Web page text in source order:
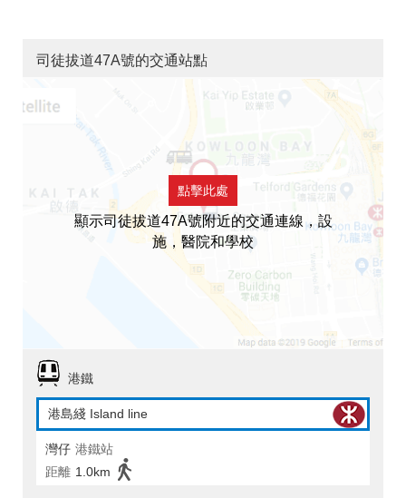
司徒拔道47A號的交通站點
點擊此處
顯示司徒拔道47A號附近的交通連線，設
施，醫院和學校
港鐵
港島綫 Island line
灣仔 港鐵站
距離 1.0km